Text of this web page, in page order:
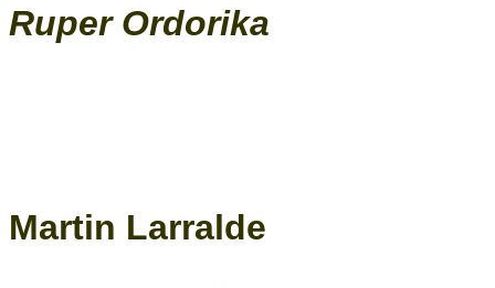
Ruper Ordorika
Martin Larralde